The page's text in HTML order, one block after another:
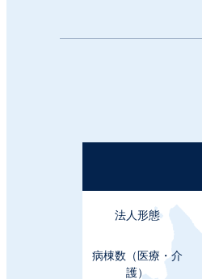
法⼈形態
病棟数 （医療・介
護）